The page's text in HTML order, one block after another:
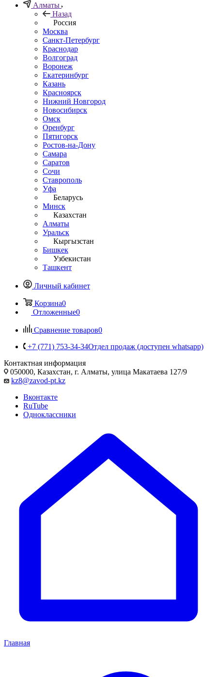
Алматы
Назад
Россия
Москва
Санкт-Петербург
Краснодар
Волгоград
Воронеж
Екатеринбург
Казань
Красноярск
Нижний Новгород
Новосибирск
Омск
Оренбург
Пятигорск
Ростов-на-Дону
Самара
Саратов
Сочи
Ставрополь
Уфа
Беларусь
Минск
Казахстан
Алматы
Уральск
Кыргызстан
Бишкек
Узбекистан
Ташкент
Личный кабинет
Корзина0
Отложенные0
Сравнение товаров0
+7 (771) 753-34-34Отдел продаж (доступен whatsapp)
Контактная информация
050000, Казахстан, г. Алматы, улица Макатаева 127/9
kz8@zavod-pt.kz
Вконтакте
RuTube
Одноклассники
Главная